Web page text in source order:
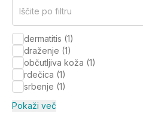
Iščite po filtru
dermatitis (1)
draženje (1)
občutljiva koža (1)
rdečica (1)
srbenje (1)
Pokaži več